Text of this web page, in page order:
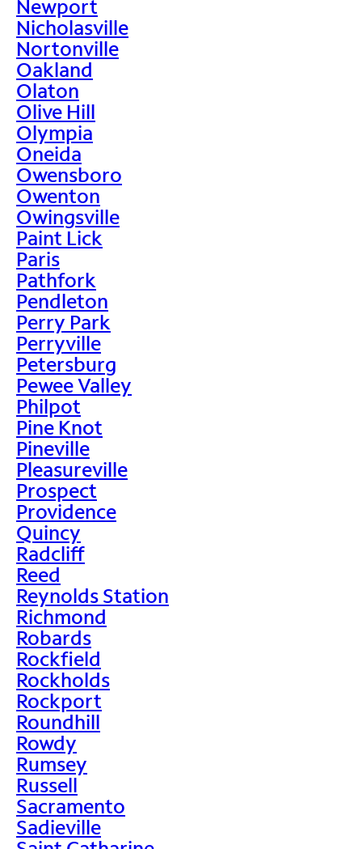
Newport
Nicholasville
Nortonville
Oakland
Olaton
Olive Hill
Olympia
Oneida
Owensboro
Owenton
Owingsville
Paint Lick
Paris
Pathfork
Pendleton
Perry Park
Perryville
Petersburg
Pewee Valley
Philpot
Pine Knot
Pineville
Pleasureville
Prospect
Providence
Quincy
Radcliff
Reed
Reynolds Station
Richmond
Robards
Rockfield
Rockholds
Rockport
Roundhill
Rowdy
Rumsey
Russell
Sacramento
Sadieville